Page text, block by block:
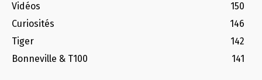
Vidéos
150
Curiosités
146
Tiger
142
Bonneville & T100
141